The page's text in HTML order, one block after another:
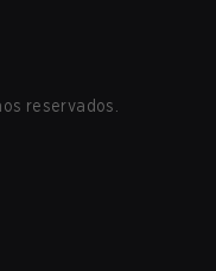
reservados.